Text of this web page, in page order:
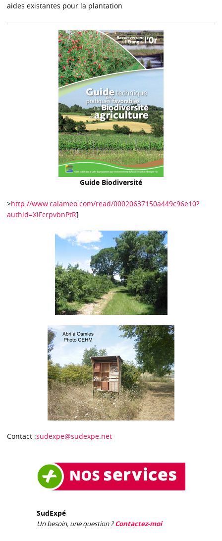
aides existantes pour la plantation
Guide Biodiversité
>http://www.calameo.com/read/00020637150a449c96e10?
authid=XiFcrpvbnPtR]
Contact :sudexpe@sudexpe.net
SudExpé
Un besoin, une question ?Contactez-moi